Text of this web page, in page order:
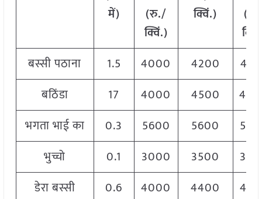
में)
(रु./
क्विं.)
क्विं.)
(
बस्सी पठाना
1.5 4000 4200
बठिंडा
17 4000 4500
भगता भाई का
0.3 5600 5600
भुच्चो
0.1 3000 3500
डेरा बस्सी
0.6 4000 4400